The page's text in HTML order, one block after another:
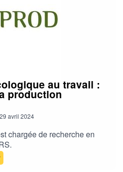
au travail :
production
avril 2024
chargée de recherche en